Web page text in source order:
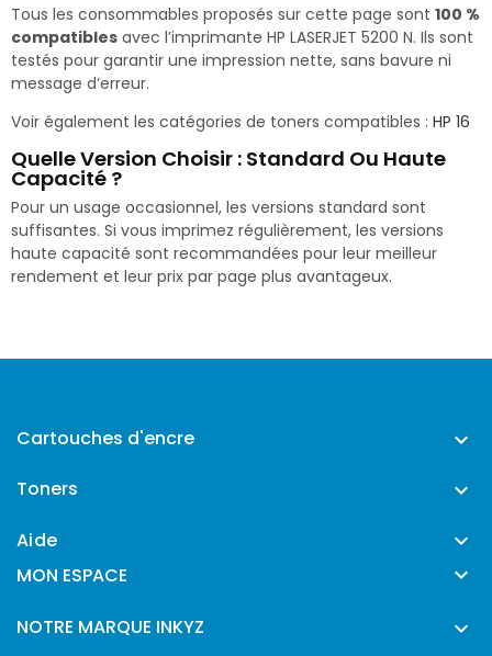
Tous les consommables proposés sur cette page sont 100 %
compatibles avec l’imprimante HP LASERJET 5200 N. Ils sont
testés pour garantir une impression nette, sans bavure ni
message d’erreur.
Voir également les catégories de toners compatibles : HP 16
Quelle Version Choisir : Standard Ou Haute
Capacité ?
Pour un usage occasionnel, les versions standard sont
suffisantes. Si vous imprimez régulièrement, les versions
haute capacité sont recommandées pour leur meilleur
rendement et leur prix par page plus avantageux.
Cartouches d'encre 
Toners 
Aide 
MON ESPACE 
NOTRE MARQUE INKYZ 